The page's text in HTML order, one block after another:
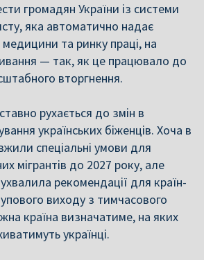
громадян України із системи
яка автоматично надає
та ринку праці, на
— так, як це працювало до
вторгнення.
рухається до змін в
українських біженців. Хоча в
спеціальні умови для
мігрантів до 2027 року, але
рекомендації для країн-
виходу з тимчасового
країна визначатиме, на яких
українці.